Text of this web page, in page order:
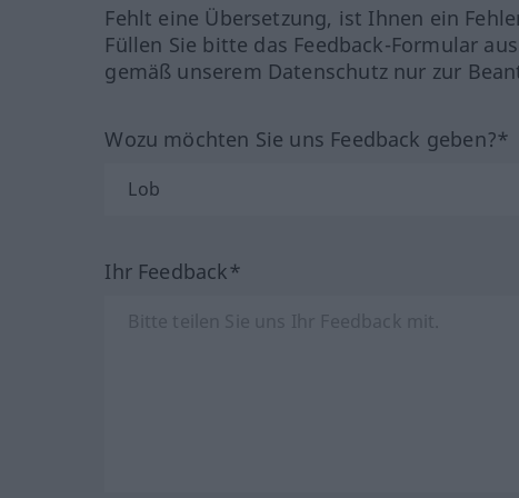
Fehlt eine Übersetzung, ist Ihnen ein
Füllen Sie bitte das Feedback-Formular
gemäß unserem Datenschutz nur zur
Wozu möchten Sie uns Feedback geben?*
Ihr Feedback*